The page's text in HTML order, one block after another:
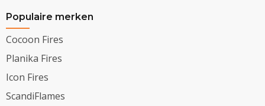
Populaire merken
Cocoon Fires
Planika Fires
Icon Fires
ScandiFlames